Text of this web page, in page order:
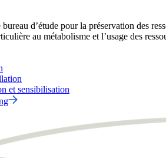
d’étude pour la préservation des
au métabolisme et l’usage des
et sensibilisation